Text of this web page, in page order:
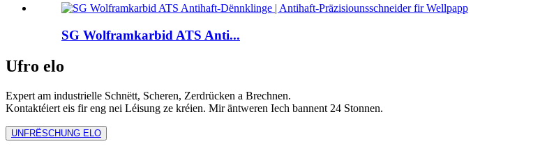
SG Wolframkarbid ATS Anti...
Ufro elo
Expert am industrielle Schnëtt, Scheren, Zerdrücken a Brechnen.
Kontaktéiert eis fir eng nei Léisung ze kréien. Mir äntweren Iech bannent 24 Stonnen.
UNFRËSCHUNG ELO